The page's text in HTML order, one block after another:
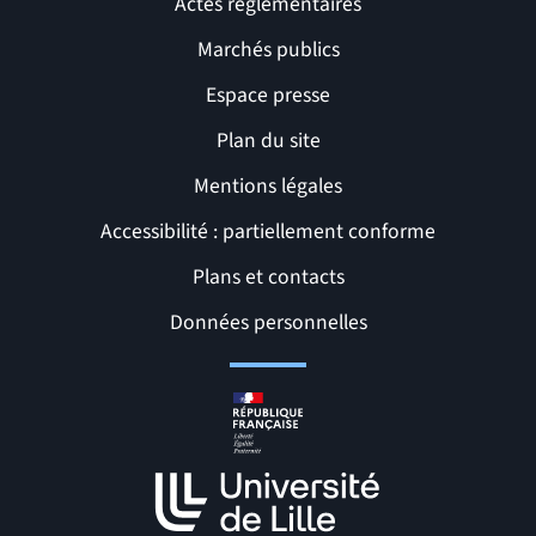
Liens et pages utiles
Marchés publics
Espace presse
Plan du site
Mentions légales
Accessibilité : partiellement conforme
Plans et contacts
Données personnelles